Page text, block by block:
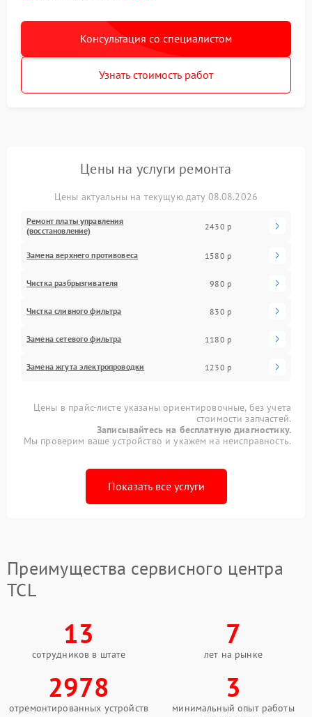
Консультация со специалистом
Узнать стоимость работ
Цены на услуги ремонта
Цены актуальны на текущую дату 08.08.2026
Ремонт платы управления
(восстановление)
2430 р
Замена верхнего противовеса 1580 р
Чистка разбрызгивателя 980 р
Чистка сливного фильтра 830 р
Замена сетевого фильтра 1180 р
Замена жгута электропроводки 1230 р
Цены в прайс-листе указаны ориентировочные, без учета
стоимости запчастей.
Записывайтесь на бесплатную диагностику.
Мы проверим ваше устройство и укажем на неисправность.
Показать все услуги
Преимущества сервисного центра
TCL
13
сотрудников в штате
7
лет на рынке
2978
отремонтированных устройств
3
минимальный опыт работы